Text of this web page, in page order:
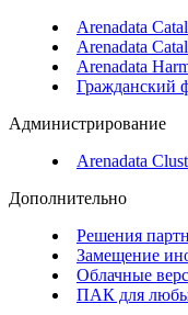
Arenadata
Arenadata
Arenadata
Гражданский
Администрирование
Arenadata
Дополнительно
Решения
Замещение
Облачные
ПАК для